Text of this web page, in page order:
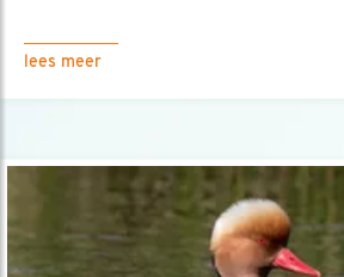
lees meer